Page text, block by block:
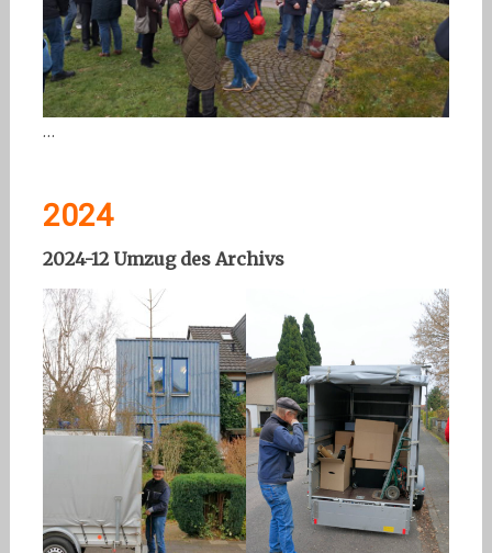
…
2024
2024-12 Umzug des Archivs